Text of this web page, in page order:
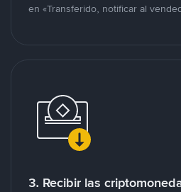
en «Transferido, notificar al
3. Recibir las